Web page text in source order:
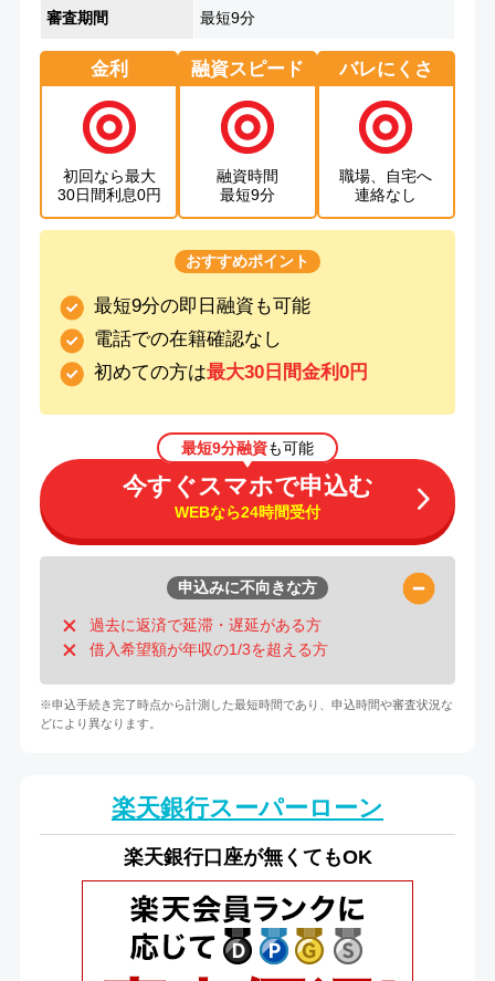
審査期間 最短9分
金利
初回なら最大
30日間利息0円
融資スピード
融資時間
最短9分
バレにくさ
職場、自宅へ
連絡なし
おすすめポイント
最短9分の即日融資も可能
電話での在籍確認なし
初めての方は最大30日間金利0円
最短9分融資も可能
今すぐスマホで申込む
WEBなら24時間受付
申込みに不向きな方
過去に返済で延滞・遅延がある方
借入希望額が年収の1/3を超える方
※申込手続き完了時点から計測した最短時間であり、申込時間や審査状況な
どにより異なります。
楽天銀行スーパーローン
楽天銀行口座が無くてもOK